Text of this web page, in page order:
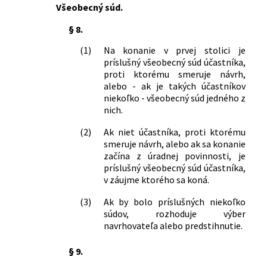
Všeobecný súd.
§ 8.
(1)
Na konanie v prvej stolici je
príslušný všeobecný súd účastníka,
proti ktorému smeruje návrh,
alebo - ak je takých účastníkov
niekoľko - všeobecný súd jedného z
nich.
(2)
Ak niet účastníka, proti ktorému
smeruje návrh, alebo ak sa konanie
začína z úradnej povinnosti, je
príslušný všeobecný súd účastníka,
v záujme ktorého sa koná.
(3)
Ak by bolo príslušných niekoľko
súdov, rozhoduje výber
navrhovateľa alebo predstihnutie.
§ 9.